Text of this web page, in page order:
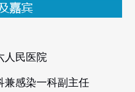
人民医院
兼感染一科副主任